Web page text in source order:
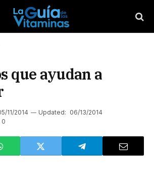
que ayudan a
11/2014 Updated: 06/13/2014
0